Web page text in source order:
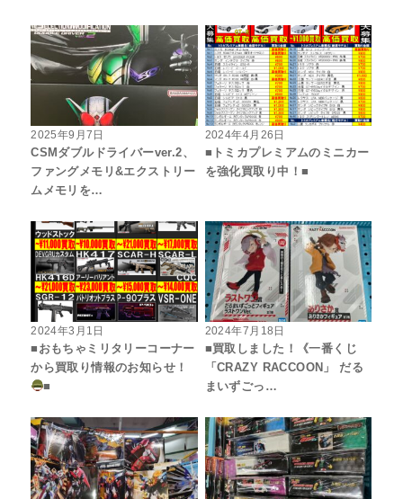
2025年9月7日
CSMダブルドライバーver.2、
ファングメモリ&エクストリー
ムメモリを…
2024年4月26日
■トミカプレミアムのミニカー
を強化買取り中！■
2024年3月1日
■おもちゃミリタリーコーナー
から買取り情報のお知らせ！
■
2024年7月18日
■買取しました！《一番くじ
「CRAZY RACCOON」 だる
まいずごっ…